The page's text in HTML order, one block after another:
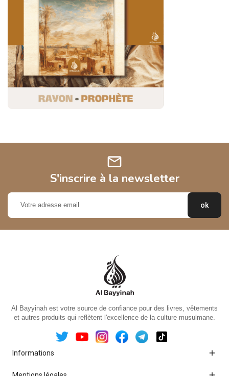
mail
S'inscrire à la newsletter
Al Bayyinah est votre source de confiance pour des livres, vêtements
et autres produits qui reflètent l'excellence de la culture musulmane.
Informations 